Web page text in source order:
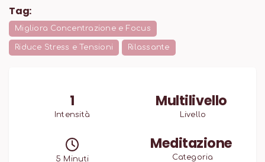
prachodayat
Meditiamo sul creatore supremo, la cui luce
divina illumina tutti I regni (fisico, mentale e
spirituale). Possa questa luce illuminare le nostre
Tag:
Migliora Concentrazione e Focus
Riduce Stress e Tensioni Rilassante
1
Intensità
Multilivello
Livello
5 Minuti
Meditazione
Categoria